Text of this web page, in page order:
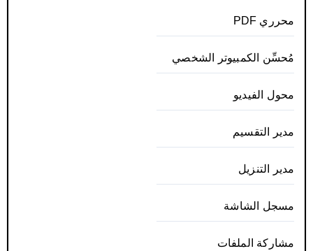
محرري PDF
مُحسِّن الكمبيوتر الشخصي
محول الفيديو
مدير التقسيم
مدير التنزيل
مسجل الشاشة
مشاركة الملفات